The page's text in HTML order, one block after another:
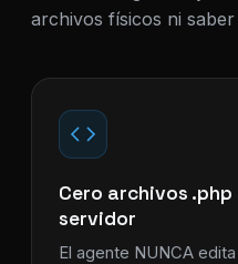
archivos físicos ni
Cero archivos
servidor
El agente NUNCA